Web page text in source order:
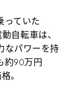
っていた
自転車は、
なパワーを持
約90万円
。